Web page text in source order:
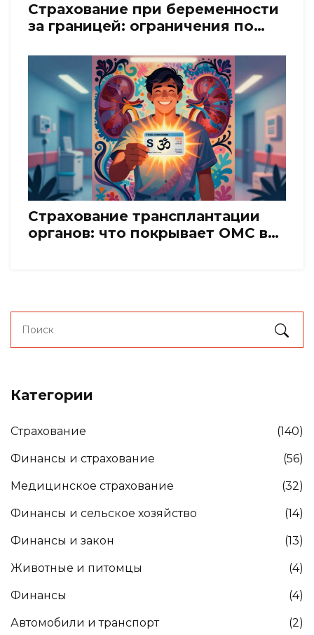
Страхование при беременности
за границей: ограничения по
Страхование трансплантации
органов: что покрывает ОМС в
Категории
Страхование (140)
Финансы и страхование (56)
Медицинское страхование (32)
Финансы и сельское хозяйство (14)
Финансы и закон (13)
Животные и питомцы (4)
Финансы (4)
Автомобили и транспорт (2)